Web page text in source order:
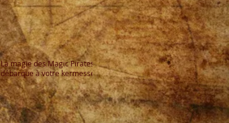
La magie des Magic Pirates
débarque à votre kermesse !